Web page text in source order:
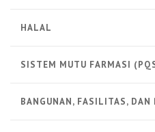
HALAL
SISTEM MUTU FARMASI
BANGUNAN, FASILITAS, DAN